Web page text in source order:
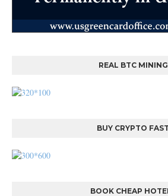
REAL BTC MINING
BUY CRYPTO FAST
BOOK CHEAP